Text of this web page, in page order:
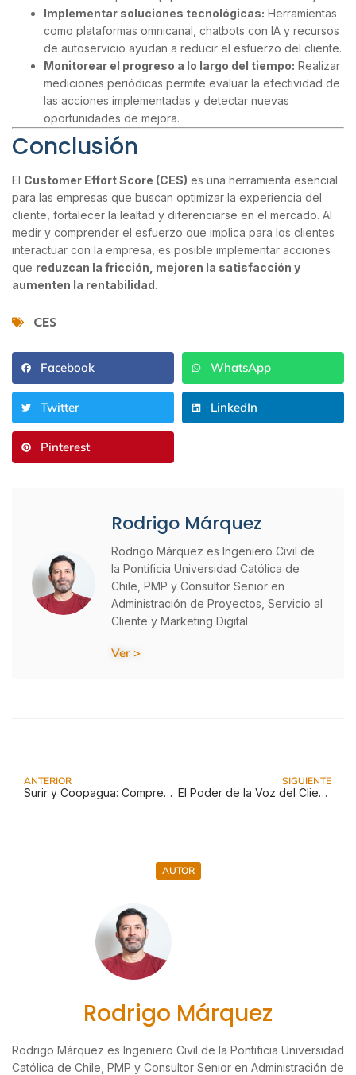
Implementar soluciones tecnológicas: Herramientas
como plataformas omnicanal, chatbots con IA y recursos
de autoservicio ayudan a reducir el esfuerzo del cliente.
Monitorear el progreso a lo largo del tiempo: Realizar
mediciones periódicas permite evaluar la efectividad de
las acciones implementadas y detectar nuevas
oportunidades de mejora.
Conclusión
El Customer Effort Score (CES) es una herramienta esencial
para las empresas que buscan optimizar la experiencia del
cliente, fortalecer la lealtad y diferenciarse en el mercado. Al
medir y comprender el esfuerzo que implica para los clientes
interactuar con la empresa, es posible implementar acciones
que reduzcan la fricción, mejoren la satisfacción y
aumenten la rentabilidad.
CES
Facebook WhatsApp
Twitter LinkedIn
Pinterest
Rodrigo Márquez
Rodrigo Márquez es Ingeniero Civil de
la Pontificia Universidad Católica de
Chile, PMP y Consultor Senior en
Administración de Proyectos, Servicio al
Cliente y Marketing Digital
Ver >
ANTERIOR
Surir y Coopagua: Comprendiendo a los usuarios para mejorar el servicio
SIGUIENTE
El Poder de la Voz del Cliente: Desarrollando productos exitosos
AUTOR
Rodrigo Márquez
Rodrigo Márquez es Ingeniero Civil de la Pontificia Universidad
Católica de Chile, PMP y Consultor Senior en Administración de